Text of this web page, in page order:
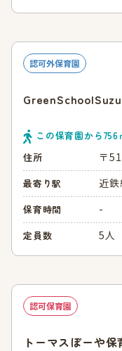
認可外保育園
この保育園から756
住所
〒
最寄り駅 近
保育時間 -
定員数 5人
認可保育園
トーマスぼーや保